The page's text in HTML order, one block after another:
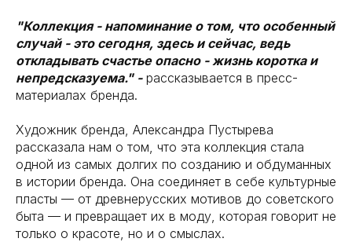
"Коллекция - напоминание о том, что особенный
случай - это сегодня, здесь и сейчас, ведь
откладывать счастье опасно - жизнь коротка и
непредсказуема." -рассказывается в пресс-
материалах бренда.
Художник бренда, Александра Пустырева
рассказала нам о том, что эта коллекция стала
одной из самых долгих по созданию и обдуманных
в истории бренда. Она соединяет в себе культурные
пласты — от древнерусских мотивов до советского
быта — и превращает их в моду, которая говорит не
только о красоте, но и о смыслах.